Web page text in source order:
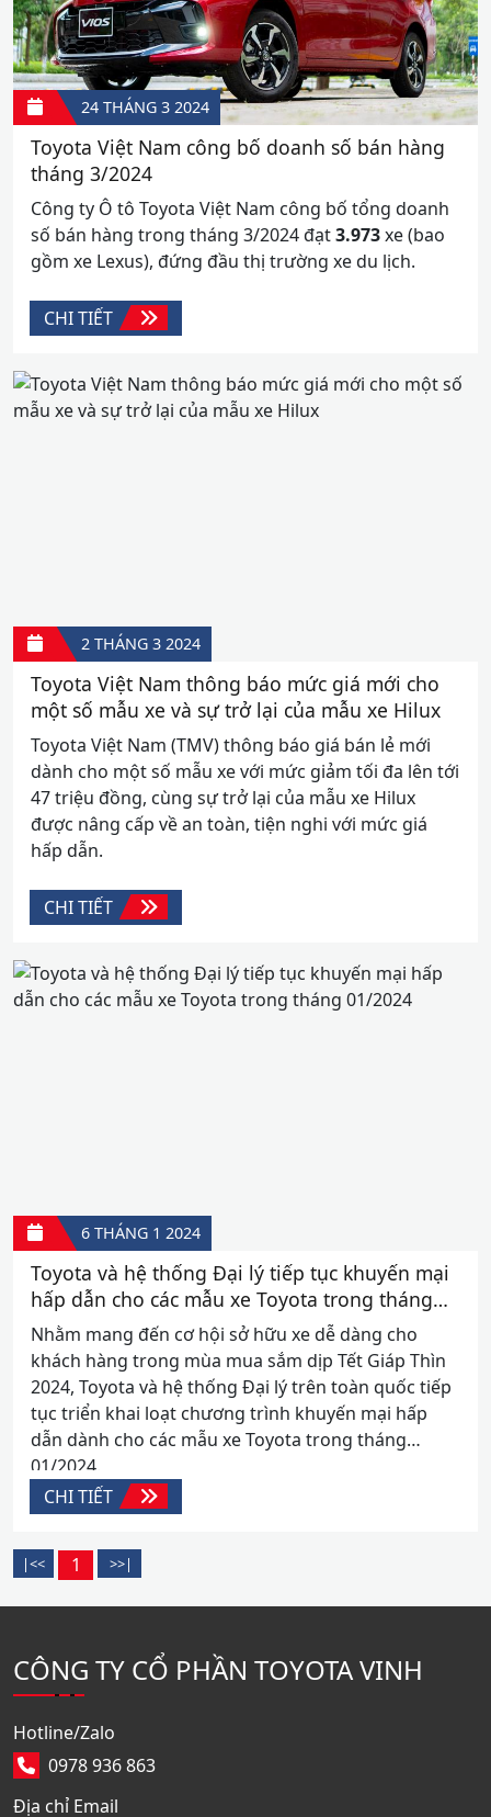
24 THÁNG 3 2024
Toyota Việt Nam công bố doanh số bán hàng
tháng 3/2024
Công ty Ô tô Toyota Việt Nam công bố tổng doanh
số bán hàng trong tháng 3/2024 đạt3.973xe (bao
gồm xe Lexus), đứng đầu thị trường xe du lịch.
CHI TIẾT
2 THÁNG 3 2024
Toyota Việt Nam thông báo mức giá mới cho
một số mẫu xe và sự trở lại của mẫu xe Hilux
Toyota Việt Nam (TMV) thông báo giá bán lẻ mới
dành cho một số mẫu xe với mức giảm tối đa lên tới
47 triệu đồng, cùng sự trở lại của mẫu xe Hilux
được nâng cấp về an toàn, tiện nghi với mức giá
hấp dẫn.
CHI TIẾT
6 THÁNG 1 2024
Toyota và hệ thống Đại lý tiếp tục khuyến mại
hấp dẫn cho các mẫu xe Toyota trong tháng
01/2024
Nhằm mang đến cơ hội sở hữu xe dễ dàng cho
khách hàng trong mùa mua sắm dịp Tết Giáp Thìn
2024, Toyota và hệ thống Đại lý trên toàn quốc tiếp
tục triển khai loạt chương trình khuyến mại hấp
dẫn dành cho các mẫu xe Toyota trong tháng
01/2024.
CHI TIẾT
1
CÔNG TY CỔ PHẦN TOYOTA VINH
Hotline/Zalo
0978 936 863
Địa chỉ Email